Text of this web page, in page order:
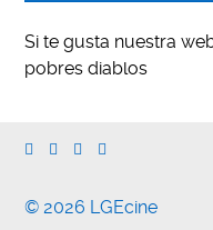
Si te gusta nuestra
pobres diablos
© 2026 LGEcine